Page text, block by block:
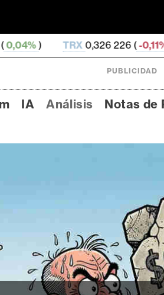
0,326 226 (-0,11%) HYPE
PUBLICIDAD
IA Análisis Notas de